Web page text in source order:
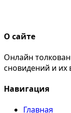
О сайте
Онлайн
сновидений и их
Навигация
Главная